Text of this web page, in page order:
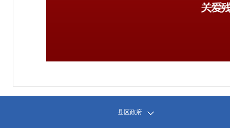
县区政府